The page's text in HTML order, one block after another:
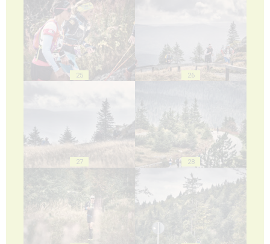
25 26
27 28